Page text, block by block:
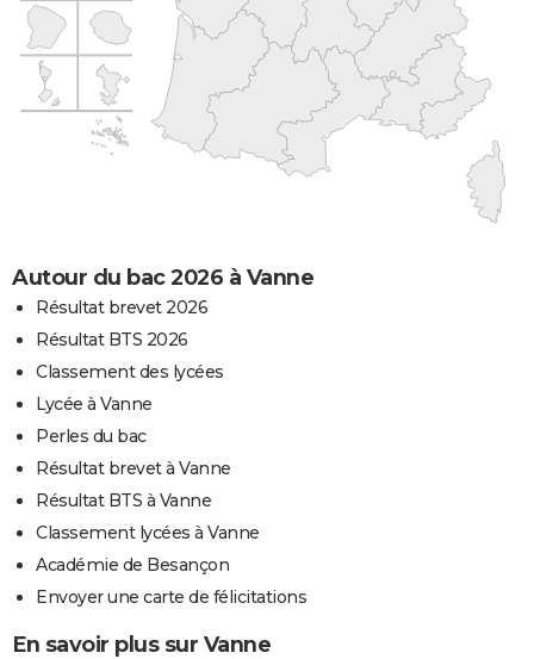
Autour du bac 2026 à Vanne
Résultat brevet 2026
Résultat BTS 2026
Classement des lycées
Lycée à Vanne
Perles du bac
Résultat brevet à Vanne
Résultat BTS à Vanne
Classement lycées à Vanne
Académie de Besançon
Envoyer une carte de félicitations
En savoir plus sur Vanne